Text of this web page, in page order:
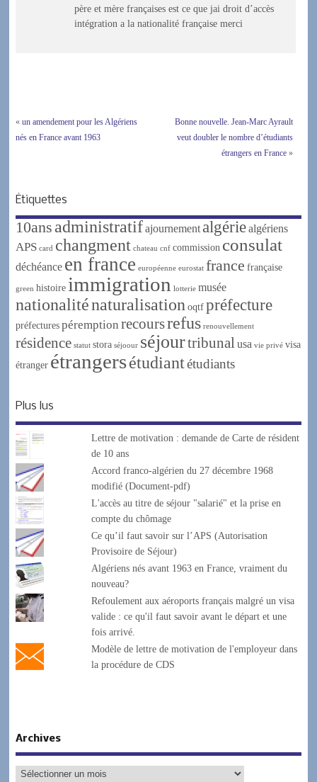
père et mère françaises est ce que jai droit d’accès
intégration a la nationalité française merci
« un amendement pour les Algériens
nés en France avant 1963
Bonne nouvelle. Jean-Marc Ayrault
veut doubler le nombre d’étudiants
étrangers en France»
Étiquettes
10ans administratifajournement algériealgériens
APS card changment chateau cnf commission consulat
déchéance en france européenne eurostat france française
green histoire immigration lotterie musée
nationaliténaturalisation oqtf préfecture
préfectures péremption recoursrefus renouvellement
résidence statut stora séjoour séjourtribunal usa vie privé visa
étranger étrangersétudiantétudiants
Plus lus
Lettre de motivation : demande de Carte de résident
de 10 ans
Accord franco-algérien du 27 décembre 1968
modifié (Document-pdf)
L'accès au titre de séjour "salarié" et la prise en
compte du chômage
Ce qu’il faut savoir sur l’APS (Autorisation
Provisoire de Séjour)
Algériens nés avant 1963 en France, vraiment du
nouveau?
Refoulement aux aéroports français malgré un visa
valide : ce qu'il faut savoir avant le départ et une
fois arrivé.
Modèle de lettre de motivation de l'employeur dans
la procédure de CDS
Archives